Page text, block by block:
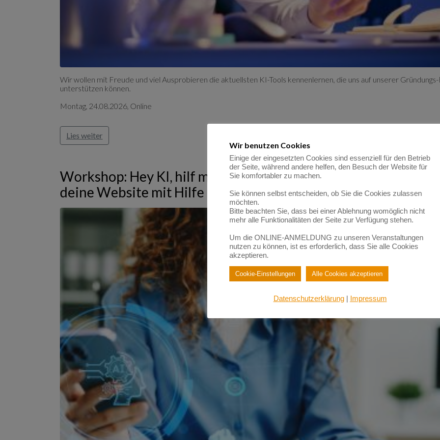
Wir wollen mit Freude und viel Ausprobieren die aktuellsten KI-Tools kennenlernen, die uns auf unserer Gründungs-
unterstützen können.
Montag, 24.08.2026, Online
Lies weiter
Workshop: Hey KI, hilf mir bei meiner Website – mehr
deine Website mit Hilfe der KI
Wir benutzen Cookies
Einige der eingesetzten Cookies sind essenziell für den Betrieb
der Seite, während andere helfen, den Besuch der Website für
Sie komfortabler zu machen.
Sie können selbst entscheiden, ob Sie die Cookies zulassen
möchten.
Bitte beachten Sie, dass bei einer Ablehnung womöglich nicht
mehr alle Funktionalitäten der Seite zur Verfügung stehen.
Um die ONLINE-ANMELDUNG zu unseren Veranstaltungen
nutzen zu können, ist es erforderlich, dass Sie alle Cookies
akzeptieren.
Cookie-Einstellungen Alle Cookies akzeptieren
Datenschutzerklärung| Impressum